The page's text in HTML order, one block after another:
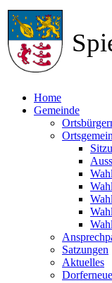
Home
Gemeinde
Satzungen
Aktuelles